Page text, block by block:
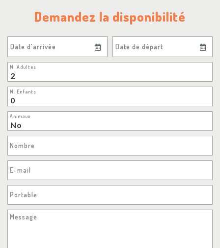
Demandez la disponibilité
Date d'arrivée Date de départ
N. Adultes
N. Enfants
Animaux
Nombre
E-mail
Portable
Message